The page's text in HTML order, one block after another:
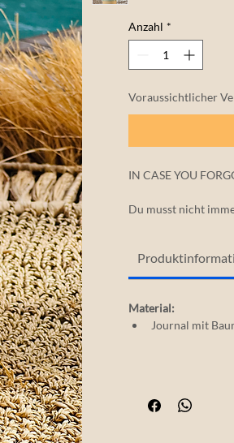
Anzahl *
Voraussichtlicher
IN CASE YOU
Du musst nicht
Handgetöpfert
Jedes Stück ein
Material:
Journal mit